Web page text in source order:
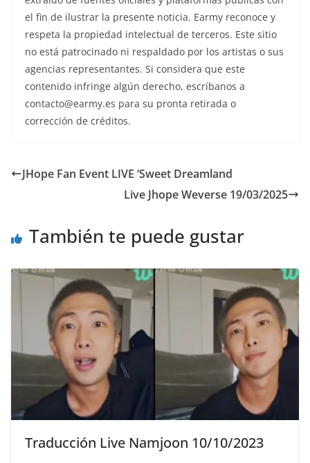
el fin de ilustrar la presente noticia. Earmy reconoce y
respeta la propiedad intelectual de terceros. Este sitio
no está patrocinado ni respaldado por los artistas o sus
agencias representantes. Si considera que este
contenido infringe algún derecho, escríbanos a
contacto@earmy.es para su pronta retirada o
corrección de créditos.
JHope Fan Event LIVE ‘Sweet Dreamland
Live Jhope Weverse 19/03/2025
También te puede gustar
Traducción Live Namjoon 10/10/2023